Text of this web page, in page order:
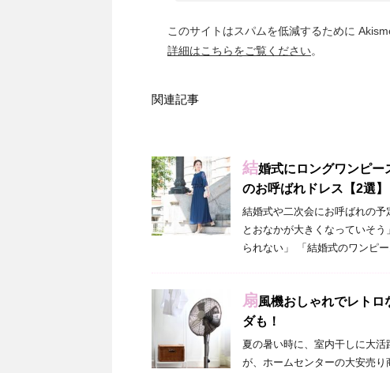
このサイトはスパムを低減するために
詳細はこちらをご覧ください。
関連記事
結婚式にロングワンピ
のお呼ばれドレス【2選】
結婚式や二次会にお呼ばれの
とおなかが大きくなっていそ
られない」 「結婚式のワンピ
扇風機おしゃれでレト
ダも！
夏の暑い時に、室内干しに大
が、ホームセンターの大安売